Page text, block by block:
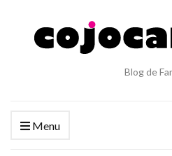
Blog de
Menu